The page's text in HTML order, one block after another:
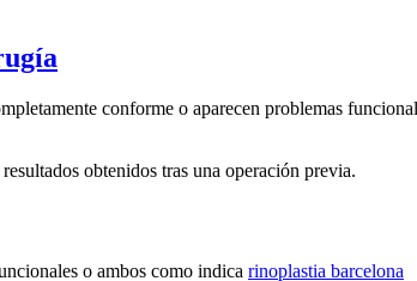
conforme o aparecen problemas
obtenidos tras una operación previa.
o ambos como indica rinoplastia barcelona